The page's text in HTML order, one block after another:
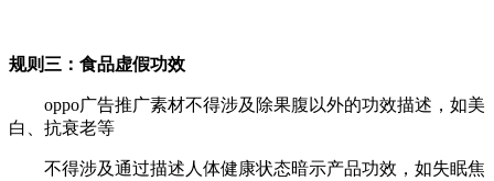
规则三：食品虚假功效
oppo广告推广素材不得涉及除果腹以外的功效描述，如美
白、抗衰老等
不得涉及通过描述人体健康状态暗示产品功效，如失眠焦